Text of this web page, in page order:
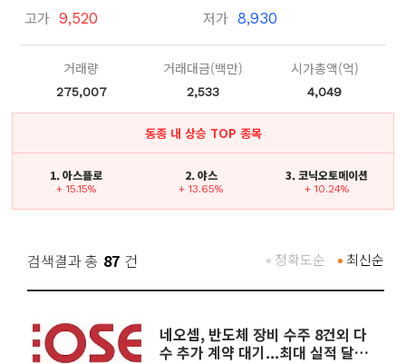
고가 9,520 저가 8,930
거래량
275,007
거래대금(백만)
2,533
시가총액(억)
4,049
동종 내 상승 TOP 종목
1. 아스플로
+ 15.15%
2. 야스
+ 13.65%
3. 코닉오토메이션
+ 10.24%
검색결과 총 87 건 최신순
정확도순
네오셈, 반도체 장비 수주 8건외 다
수 추가 계약 대기...최대 실적 달성